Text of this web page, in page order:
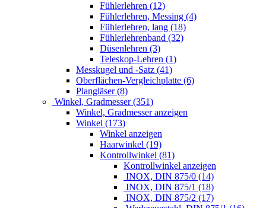
Fühlerlehren (12)
Fühlerlehren, Messing (4)
Fühlerlehren, lang (18)
Fühlerlehrenband (32)
Düsenlehren (3)
Teleskop-Lehren (1)
Messkugel und -Satz (41)
Oberflächen-Vergleichplatte (6)
Plangläser (8)
Winkel, Gradmesser (351)
Winkel, Gradmesser anzeigen
Winkel (173)
Winkel anzeigen
Haarwinkel (19)
Kontrollwinkel (81)
Kontrollwinkel anzeigen
INOX, DIN 875/0 (14)
INOX, DIN 875/1 (18)
INOX, DIN 875/2 (17)